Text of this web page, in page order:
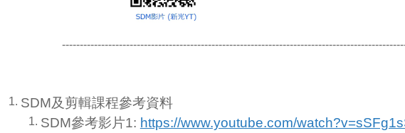
SDM及剪輯課程參考資料
SDM參考影片1: https://www.youtube.com/